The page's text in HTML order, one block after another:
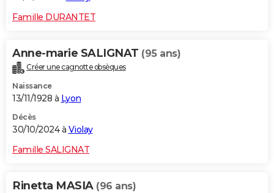
Famille DURANTET
Anne-marie SALIGNAT (95 ans)
Créer une cagnotte obsèques
Naissance
13/11/1928 à Lyon
Décès
30/10/2024 à Violay
Famille SALIGNAT
Rinetta MASIA (96 ans)